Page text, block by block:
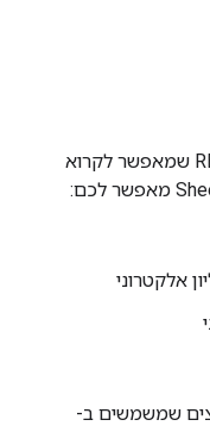
‫Google Sheets API הוא ממשק RESTful שמאפשר לקרוא
אלקטרוני
שמשמשים ב-